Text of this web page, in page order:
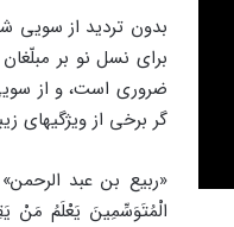
بدون تردید از سویی
برای نسل نو بر
ضروری است، و از
گر برخی از ویژگیهای
«ربیع بن عبد
الْمُتَوَسِّمِینَ یَعْلَمُ مَنْ